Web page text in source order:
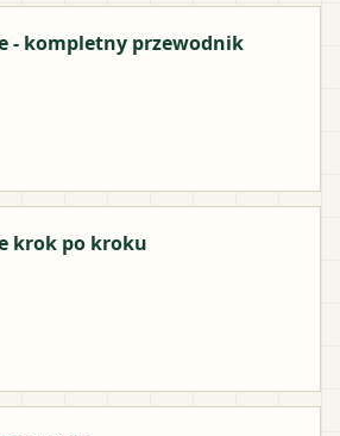
- kompletny przewodnik
krok po kroku